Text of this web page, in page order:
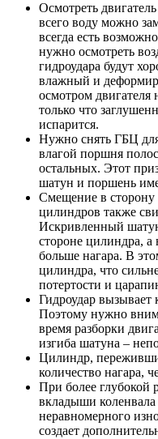
Осмотреть
всего воду можно
всегда есть
нужно осмотреть
гидроудара будут
влажный и
осмотром двигателя
только что
испарится.
Нужно снять ГБЦ
влагой поршня
остальных. Этот
шатун и поршень
Смещение в сторону
цилиндров также
Искривленный
стороне цилиндра, а
больше нагара. В
цилиндра, что
потертости и
Гидроудар вызывает
Поэтому нужно
время разборки
изгиба шатуна –
Цилиндр,
количество нагара,
При более глубокой
вкладыши
неравномерного
создает